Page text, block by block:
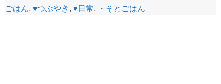
ごはん, ♥つぶやき , ♥日常, ・そとごはん